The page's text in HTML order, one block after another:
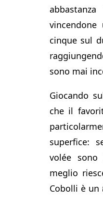
vincendone
cinque sul
sono mai
Giocando
che il
superfice:
volée
meglio
Cobolli è un